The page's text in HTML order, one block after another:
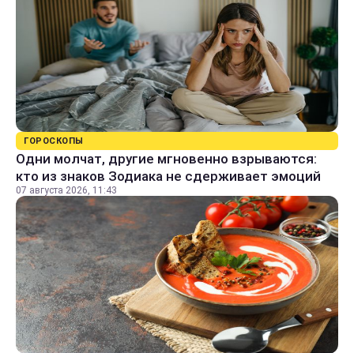
ГОРОСКОПЫ
Одни молчат, другие мгновенно взрываются:
кто из знаков Зодиака не сдерживает эмоций
07 августа 2026, 11:43